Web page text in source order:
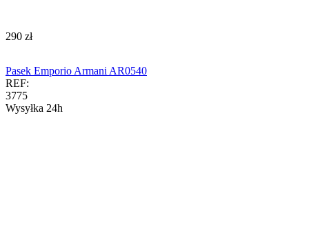
‍290‍ zł
Pasek Emporio Armani AR0540
REF:
3775
Wysyłka 24h